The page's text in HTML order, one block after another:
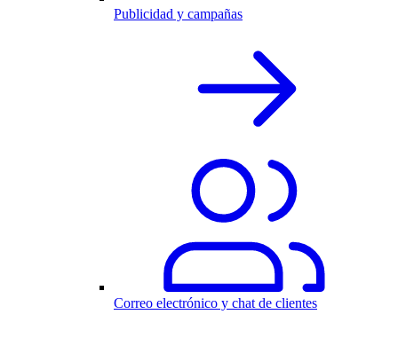
Publicidad y campañas
Correo electrónico y chat de clientes